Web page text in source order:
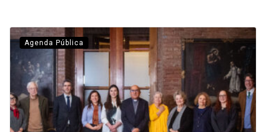
Agenda Pública